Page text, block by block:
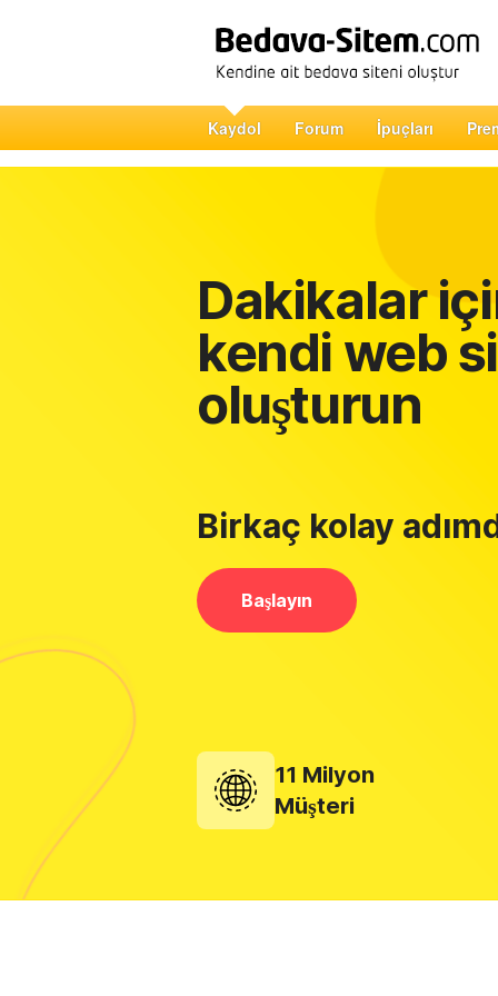
Kaydol Forum İpuçları